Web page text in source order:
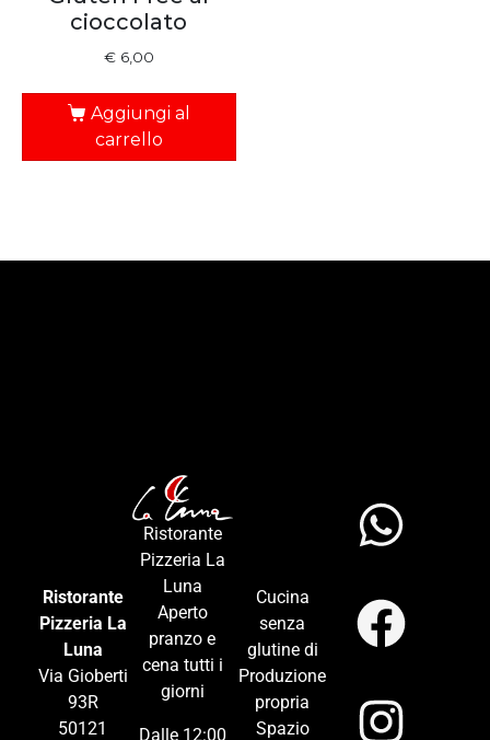
cioccolato
€6,00
Aggiungi al
carrello
Ristorante
Pizzeria La
Luna
Via Gioberti
93R
50121
Ristorante
Pizzeria La
Luna
Aperto
pranzo e
cena tutti i
giorni
Dalle 12:00
Cucina
senza
glutine di
Produzione
propria
Spazio